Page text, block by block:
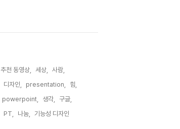
추천 동영상, 세상,
사람,
디자인, presentation,
힘,
powerpoint, 생각,
구글,
PT, 나눔, 기능성 디자인,